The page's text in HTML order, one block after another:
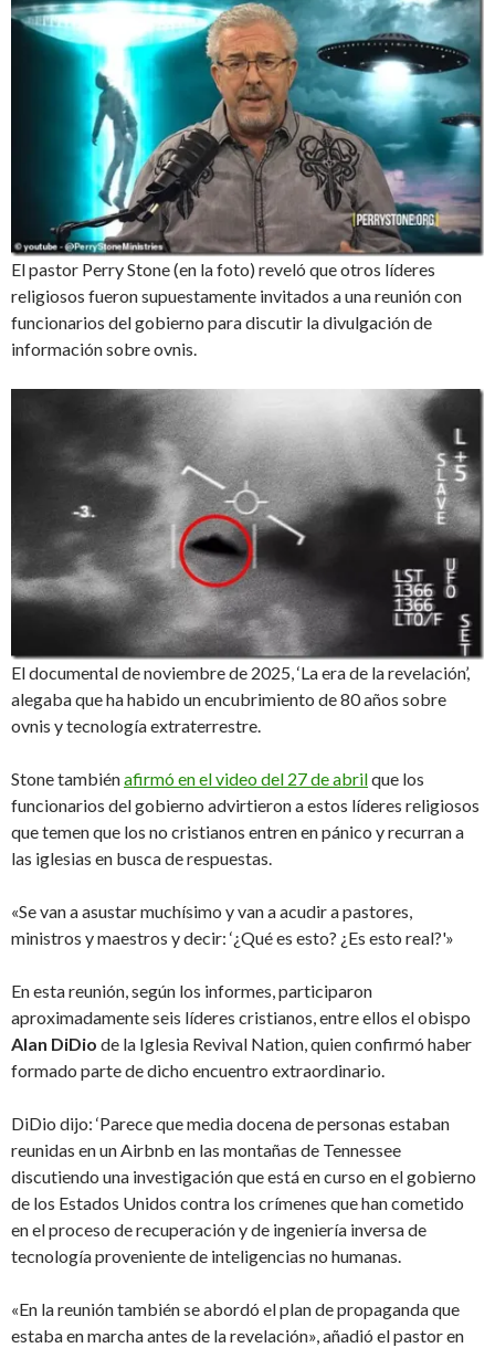
El pastor Perry Stone (en la foto) reveló que otros líderes
religiosos fueron supuestamente invitados a una reunión con
funcionarios del gobierno para discutir la divulgación de
información sobre ovnis.
El documental de noviembre de 2025, ‘La era de la revelación’,
alegaba que ha habido un encubrimiento de 80 años sobre
ovnis y tecnología extraterrestre.
Stone tambiénafirmó en el video del 27 de abrilque los
funcionarios del gobierno advirtieron a estos líderes religiosos
que temen que los no cristianos entren en pánico y recurran a
las iglesias en busca de respuestas.
«Se van a asustar muchísimo y van a acudir a pastores,
ministros y maestros y decir: ‘¿Qué es esto? ¿Es esto real?'»
En esta reunión, según los informes, participaron
aproximadamente seis líderes cristianos, entre ellos el obispo
Alan DiDio de la Iglesia Revival Nation, quien confirmó haber
formado parte de dicho encuentro extraordinario.
DiDio dijo: ‘Parece que media docena de personas estaban
reunidas en un Airbnb en las montañas de Tennessee
discutiendo una investigación que está en curso en el gobierno
de los Estados Unidos contra los crímenes que han cometido
en el proceso de recuperación y de ingeniería inversa de
tecnología proveniente de inteligencias no humanas.
«En la reunión también se abordó el plan de propaganda que
estaba en marcha antes de la revelación», añadió el pastor en